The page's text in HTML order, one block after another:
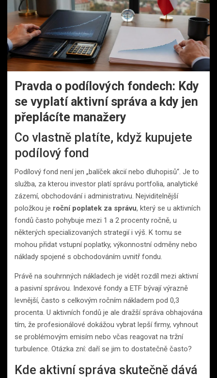
Pravda o podílových fondech: Kdy
se vyplatí aktivní správa a kdy jen
přeplácíte manažery
Co vlastně platíte, když kupujete
podílový fond
Podílový fond není jen „balíček akcií nebo dluhopisů“. Je to
služba, za kterou investor platí správu portfolia, analytické
zázemí, obchodování i administrativu. Nejviditelnější
položkou je roční poplatek za správu, který se u aktivních
fondů často pohybuje mezi 1 a 2 procenty ročně, u
některých specializovaných strategií i výš. K tomu se
mohou přidat vstupní poplatky, výkonnostní odměny nebo
náklady spojené s obchodováním uvnitř fondu.
Právě na souhrnných nákladech je vidět rozdíl mezi aktivní
a pasivní správou. Indexové fondy a ETF bývají výrazně
levnější, často s celkovým ročním nákladem pod 0,3
procenta. U aktivních fondů je ale dražší správa obhajována
tím, že profesionálové dokážou vybrat lepší firmy, vyhnout
se problémovým emisím nebo včas reagovat na tržní
turbulence. Otázka zní: daří se jim to dostatečně často?
Kde aktivní správa skutečně dává